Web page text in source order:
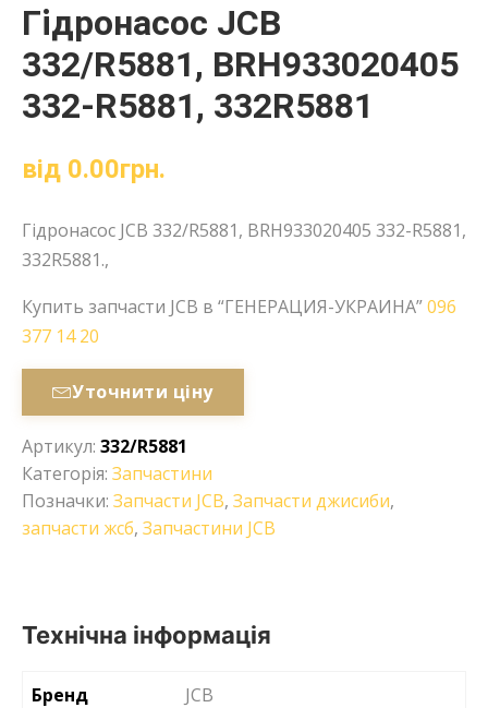
Гідронасос JCB
332/R5881, BRH933020405
332-R5881, 332R5881
від 0.00грн.
Гідронасос JCB 332/R5881, BRH933020405 332-R5881,
332R5881.,
Купить запчасти JCB в “ГЕНЕРАЦИЯ-УКРАИНА”096
377 14 20
Уточнити ціну
Артикул: 332/R5881
Категорія: Запчастини
Позначки: Запчасти JCB, Запчасти джисиби,
запчасти жсб, Запчастини JCB
Технічна інформація
Бренд
JCB